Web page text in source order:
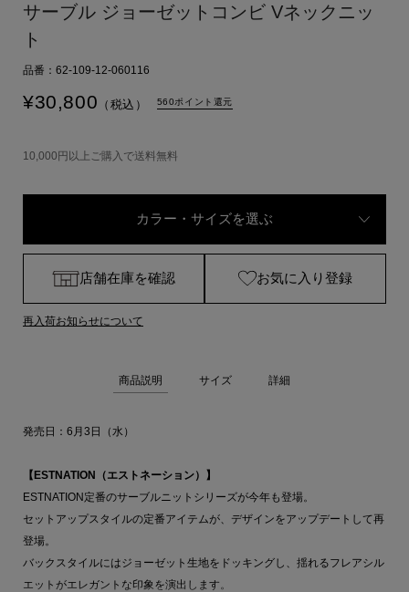
サーブル ジョーゼットコンビ Vネックニッ
ト
品番：62-109-12-060116
¥30,800 （税込） 560ポイント還元
10,000円以上ご購入で送料無料
カラー・サイズを選ぶ
店舗在庫を確認 お気に入り登録
再入荷お知らせについて
商品説明 サイズ 詳細
発売日：6月3日（水）
【ESTNATION（エストネーション）】
ESTNATION定番のサーブルニットシリーズが今年も登場。
セットアップスタイルの定番アイテムが、デザインをアップデートして再
登場。
バックスタイルにはジョーゼット生地をドッキングし、揺れるフレアシル
エットがエレガントな印象を演出します。